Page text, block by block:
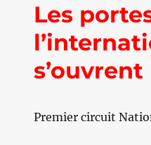
Les
Premier circuit